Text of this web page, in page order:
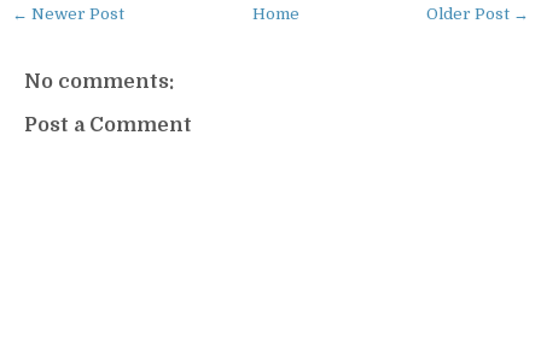
← Newer Post Older Post →
Home
No comments:
Post a Comment